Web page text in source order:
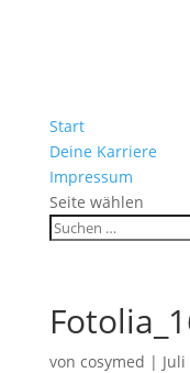
Start
Deine Karriere
Impressum
Seite wählen
von cosymed |